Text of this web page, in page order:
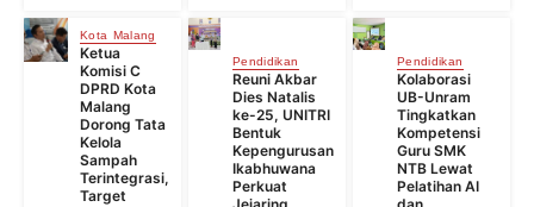
Kota Malang
Ketua
Komisi C
DPRD Kota
Malang
Dorong Tata
Kelola
Sampah
Terintegrasi,
Target
Pendidikan
Reuni Akbar
Dies Natalis
ke-25, UNITRI
Bentuk
Kepengurusan
Ikabhuwana
Perkuat
Pendidikan
Kolaborasi
UB-Unram
Tingkatkan
Kompetensi
Guru SMK
NTB Lewat
Pelatihan AI